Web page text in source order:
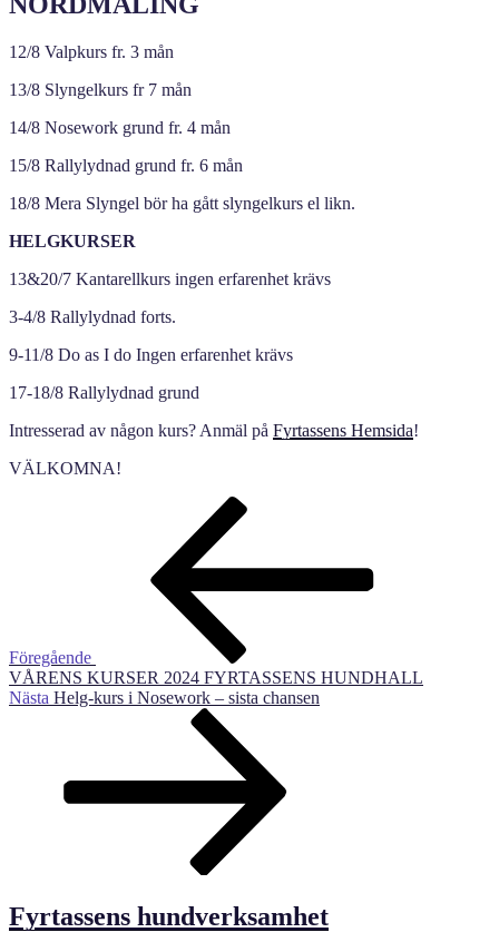
12/8 Valpkurs fr. 3 mån
13/8 Slyngelkurs fr 7 mån
14/8 Nosework grund fr. 4 mån
15/8 Rallylydnad grund fr. 6 mån
18/8 Mera Slyngel bör ha gått slyngelkurs el likn.
HELGKURSER
13&20/7 Kantarellkurs ingen erfarenhet krävs
3-4/8 Rallylydnad forts.
9-11/8 Do as I do Ingen erfarenhet krävs
17-18/8 Rallylydnad grund
Intresserad av någon kurs? Anmäl på Fyrtassens Hemsida!
VÄLKOMNA!
Inläggsnavigering
Föregående
VÅRENS KURSER 2024 FYRTASSENS HUNDHALL
Nästa
Nästa Helg-kurs i Nosework – sista chansen
Fyrtassens hundverksamhet